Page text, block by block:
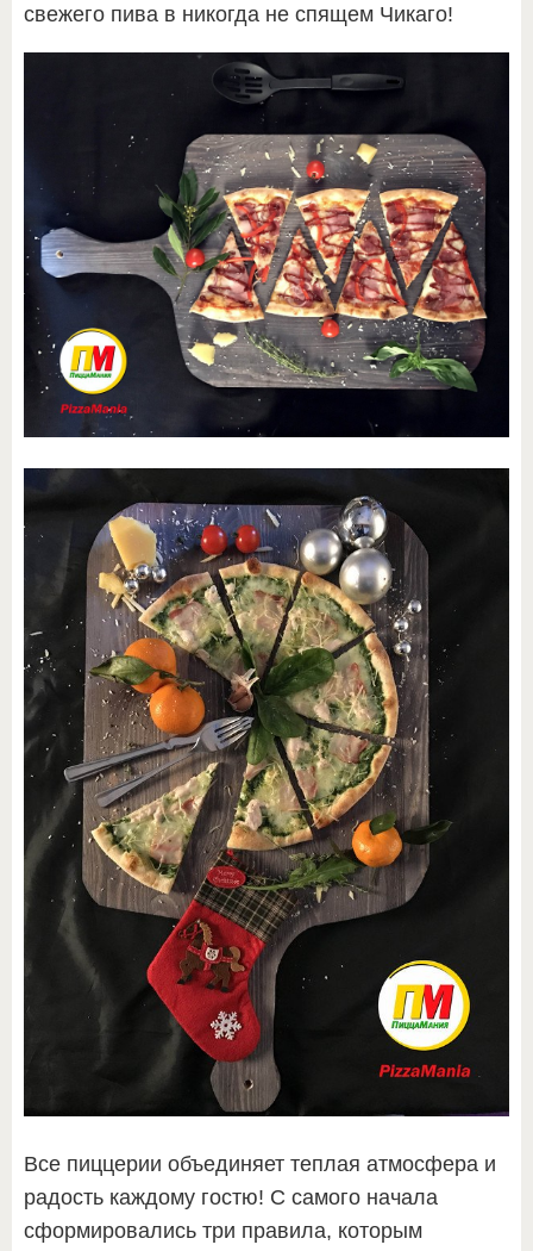
свежего пива в никогда не спящем Чикаго!
Все пиццерии объединяет теплая атмосфера и
радость каждому гостю! С самого начала
сформировались три правила, которым